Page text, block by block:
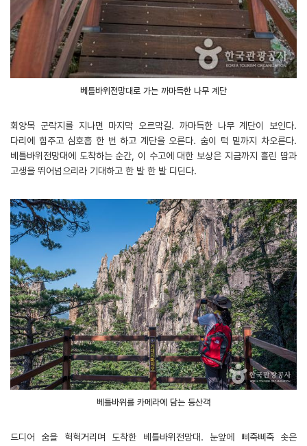
베틀바위전망대로 가는 까마득한 나무 계단
회양목 군락지를 지나면 마지막 오르막길. 까마득한 나무 계단이 보인다.
다리에 힘주고 심호흡 한 번 하고 계단을 오른다. 숨이 턱 밑까지 차오른다.
베틀바위전망대에 도착하는 순간, 이 수고에 대한 보상은 지금까지 흘린 땀과
고생을 뛰어넘으리라 기대하고 한 발 한 발 디딘다.
베틀바위를 카메라에 담는 등산객
드디어 숨을 헉헉거리며 도착한 베틀바위전망대. 눈앞에 삐죽삐죽 솟은